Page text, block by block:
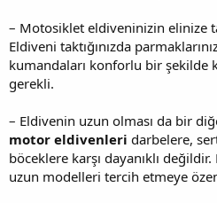
– Motosiklet eldiveninizin elinize
Eldiveni taktığınızda
kumandaları konforlu bir şekilde
gerekli.
– Eldivenin uzun olması da bir
motor eldivenleri darbelere,
böceklere karşı dayanıklı değildir.
uzun modelleri tercih etmeye